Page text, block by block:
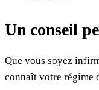
Un conseil
Que vous soyez
connaît votre régime